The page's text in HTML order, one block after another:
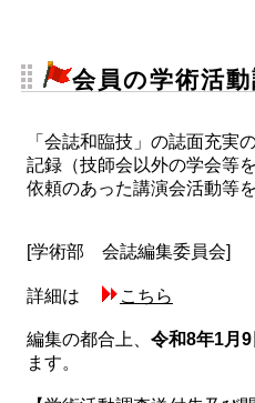
会員の学術活
「会誌和臨技」の誌面充実
記録（技師会以外の学会等
依頼のあった講演会活動等
[学術部 会誌編集委員会]
詳細は こちら
編集の都合上、 令和8年1月9
ます。